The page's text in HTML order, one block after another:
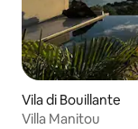
Vila di Bouillante
Villa Manitou